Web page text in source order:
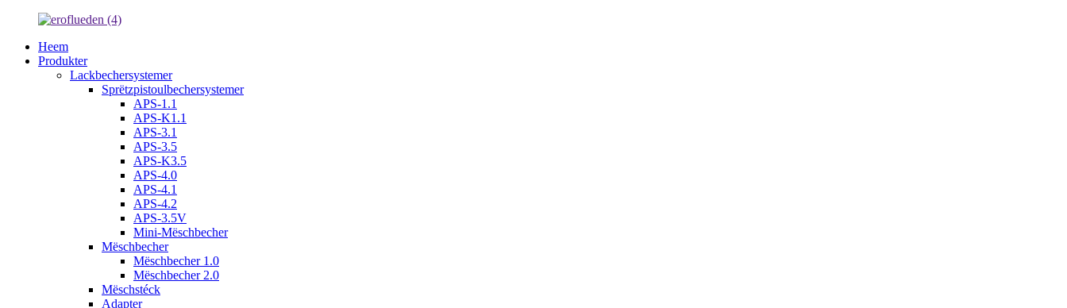
Heem
Produkter
Lackbechersystemer
Sprëtzpistoulbechersystemer
APS-1.1
APS-K1.1
APS-3.1
APS-3.5
APS-K3.5
APS-4.0
APS-4.1
APS-4.2
APS-3.5V
Mini-Mëschbecher
Mëschbecher
Mëschbecher 1.0
Mëschbecher 2.0
Mëschstéck
Adapter